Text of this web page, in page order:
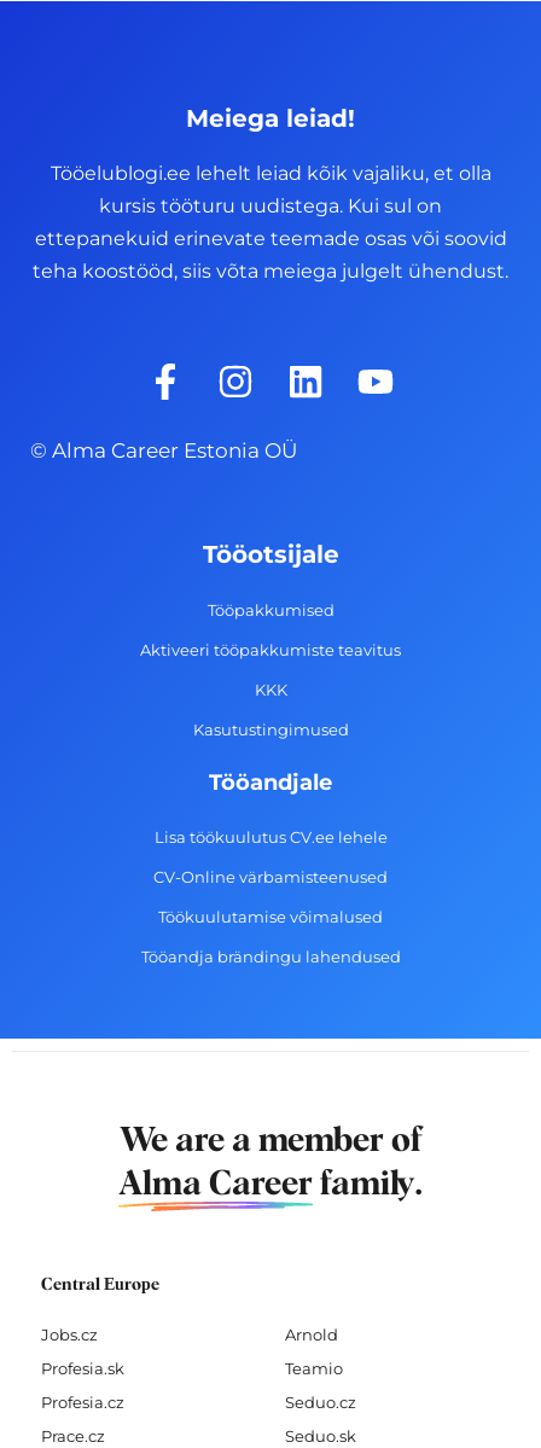
Meiega leiad!
Tööelublogi.ee lehelt leiad kõik vajaliku, et olla
kursis tööturu uudistega. Kui sul on
ettepanekuid erinevate teemade osas või soovid
teha koostööd, siis võta meiega julgelt ühendust.
F
a
e
-
I
n
s
t
g
r
a
m
L
i
d
i
n
Y
o
© Alma Career Estonia OÜ
Tööotsijale
Tööpakkumised
Aktiveeri tööpakkumiste teavitus
KKK
Kasutustingimused
Tööandjale
Lisa töökuulutus CV.ee lehele
CV-Online värbamisteenused
Töökuulutamise võimalused
Tööandja brändingu lahendused
We are a member of
Alma Career family.
Central Europe
Jobs.cz
Profesia.sk
Profesia.cz
Prace.cz
Arnold
Teamio
Seduo.cz
Seduo.sk